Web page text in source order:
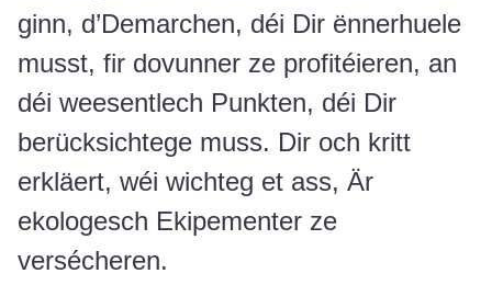
ginn, d’Demarchen, déi Dir ënnerhuele
musst, fir dovunner ze profitéieren, an
déi weesentlech Punkten, déi Dir
berücksichtege muss. Dir och kritt
erkläert, wéi wichteg et ass, Är
ekologesch Ekipementer ze
versécheren.